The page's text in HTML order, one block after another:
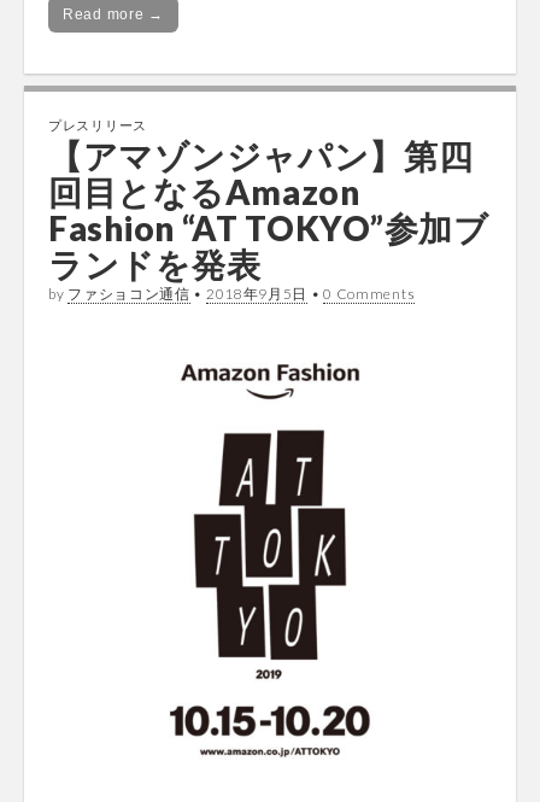
Read more →
プレスリリース
【アマゾンジャパン】第四
回目となるAmazon
Fashion “AT TOKYO”参加ブ
ランドを発表
by ファショコン通信 • 2018年9月5日 •0 Comments